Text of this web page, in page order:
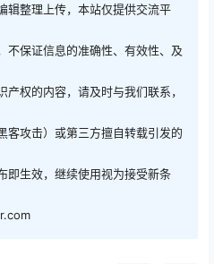
辑整理上传，本站仅提供交流平
不保证信息的准确性、有效性、及
权的内容，请及时与我们联系，
客攻击）或第三方擅自转载引发的
即生效，继续使用视为接受新条